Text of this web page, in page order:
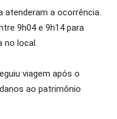
atenderam a ocorrência.
9h04 e 9h14 para
no local.
viagem após o
ao patrimônio